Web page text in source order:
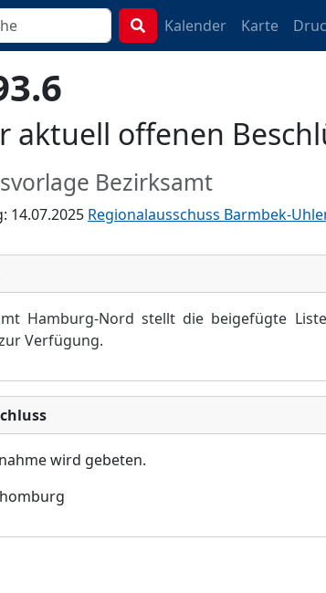
Kalender Karte
aktuell offenen
Bezirksamt
14.07.2025 Regionalausschuss Barmbek-
Hamburg-Nord stellt die beigefügte
Verfügung.
wird gebeten.